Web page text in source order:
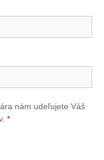
nám udeľujete Váš
*